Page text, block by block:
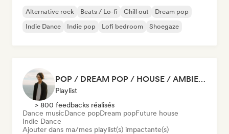
Alternative rock Beats / Lo-fi Chill out
Dream pop
Indie Dance
Indie pop Lofi bedroom Shoegaze
POP / DREAM POP / HOUSE / AMBIENT
Playlist
> 800 feedbacks réalisés
Dance musicDance popDream popFuture house
Indie Dance
Ajouter dans ma/mes playlist(s) impactante(s)